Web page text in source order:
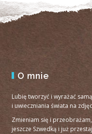
O mnie
Lubię tworzyć i wyrażać
i uwieczniania świata na
Zmieniam się i
jeszcze Szwedką i już